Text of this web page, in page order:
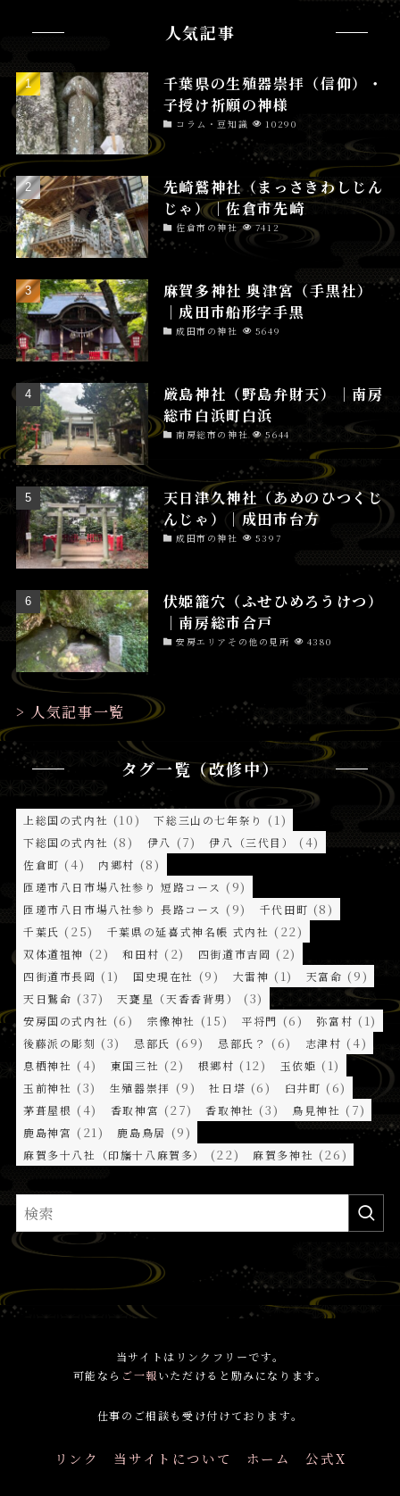
人気記事
千葉県の生殖器崇拝（信仰）・
子授け祈願の神様
コラム・豆知識 10290
先崎鷲神社（まっさきわしじん
じゃ）│佐倉市先崎
佐倉市の神社 7412
麻賀多神社 奥津宮（手黒社）
│成田市船形字手黒
成田市の神社 5649
厳島神社（野島弁財天）│南房
総市白浜町白浜
南房総市の神社 5644
天日津久神社（あめのひつくじ
んじゃ）│成田市台方
成田市の神社 5397
伏姫籠穴（ふせひめろうけつ）
│南房総市合戸
安房エリアその他の見所 4380
> 人気記事一覧
タグ一覧（改修中）
上総国の式内社 (10) 下総三山の七年祭り (1)
下総国の式内社 (8) 伊八 (7) 伊八（三代目） (4)
佐倉町 (4) 内郷村 (8)
匝瑳市八日市場八社参り 短路コース (9)
匝瑳市八日市場八社参り 長路コース (9) 千代田町 (8)
千葉氏 (25) 千葉県の延喜式神名帳 式内社 (22)
双体道祖神 (2) 和田村 (2) 四街道市吉岡 (2)
四街道市長岡 (1) 国史現在社 (9) 大雷神 (1) 天富命 (9)
天日鷲命 (37) 天甕星（天香香背男） (3)
安房国の式内社 (6) 宗像神社 (15) 平将門 (6) 弥富村 (1)
後藤派の彫刻 (3) 忌部氏 (69) 忌部氏？ (6) 志津村 (4)
息栖神社 (4) 東国三社 (2) 根郷村 (12) 玉依姫 (1)
玉前神社 (3) 生殖器崇拝 (9) 社日塔 (6) 臼井町 (6)
茅葺屋根 (4) 香取神宮 (27) 香取神社 (3) 鳥見神社 (7)
鹿島神宮 (21) 鹿島鳥居 (9)
麻賀多十八社（印旛十八麻賀多） (22) 麻賀多神社 (26)
当サイトはリンクフリーです。
可能なら ご一報いただけると励みになります。
仕事のご相談も受け付けております。
リンク 当サイトについて ホーム 公式X